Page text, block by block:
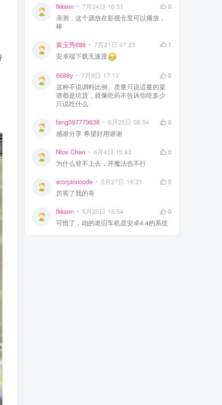
fkksnn 7月24日 16:31
0
亲测，这个源放在影视仓里可以播放，
棒
黄玉秀888 7月21日 07:23
1
安卓端下载无速度
6688y 7月9日 17:13
0
这种不说调料比例、质量只说适量的菜
谱都是坑货，就像吃药不告诉你吃多少
只说吃什么
feng397773638 6月25日 08:54
0
感谢分享 希望好用谢谢
Nice Chen 6月4日 15:43
0
为什么登不上去，开魔法也不行
scorpioncode 5月27日 14:31
0
厉害了我的哥
fkksnn 5月20日 13:54
0
可惜了，咱的老旧车机是安卓4.4的系统